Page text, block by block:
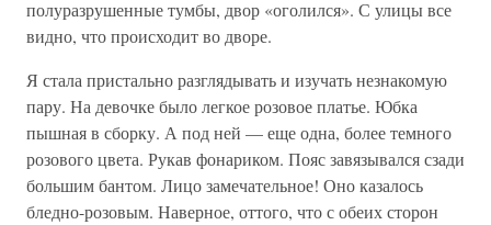
полуразрушенные тумбы, двор «оголился». С улицы все
видно, что происходит во дворе.
Я стала пристально разглядывать и изучать незнакомую
пару. На девочке было легкое розовое платье. Юбка
пышная в сборку. А под ней — еще одна, более темного
розового цвета. Рукав фонариком. Пояс завязывался сзади
большим бантом. Лицо замечательное! Оно казалось
бледно-розовым. Наверное, оттого, что с обеих сторон